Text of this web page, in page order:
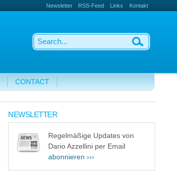
Newsletter RSS-Feed Links Kontakt
CONTACT
NEWSLETTER
Regelmäßige Updates von
Dario Azzellini per Email
abonnieren ›››